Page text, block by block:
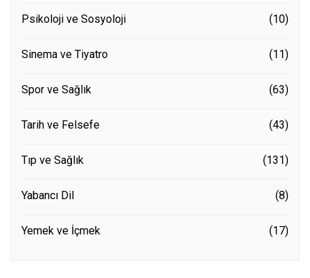
Psikoloji ve Sosyoloji (10)
Sinema ve Tiyatro (11)
Spor ve Sağlık (63)
Tarih ve Felsefe (43)
Tıp ve Sağlık (131)
Yabancı Dil (8)
Yemek ve İçmek (17)